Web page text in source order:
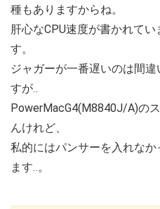
種もありますからね。
肝心なCPU速度が書かれて
す。
ジャガーが一番遅いのは間
すが‥
PowerMacG4(M8840J/A)の
んけれど、
私的にはパンサーを入れな
ます‥。